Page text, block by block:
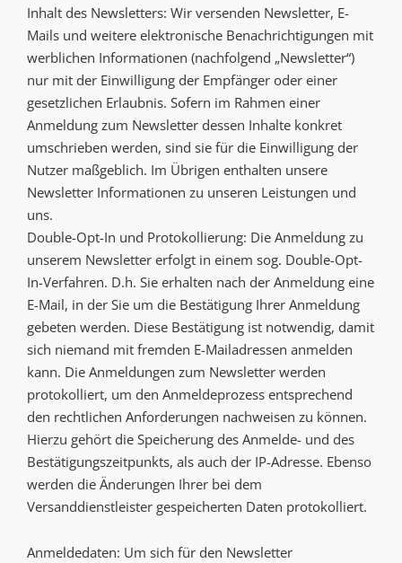
Inhalt des Newsletters: Wir versenden Newsletter, E-
Mails und weitere elektronische Benachrichtigungen mit
werblichen Informationen (nachfolgend „Newsletter“)
nur mit der Einwilligung der Empfänger oder einer
gesetzlichen Erlaubnis. Sofern im Rahmen einer
Anmeldung zum Newsletter dessen Inhalte konkret
umschrieben werden, sind sie für die Einwilligung der
Nutzer maßgeblich. Im Übrigen enthalten unsere
Newsletter Informationen zu unseren Leistungen und
uns.
Double-Opt-In und Protokollierung: Die Anmeldung zu
unserem Newsletter erfolgt in einem sog. Double-Opt-
In-Verfahren. D.h. Sie erhalten nach der Anmeldung eine
E-Mail, in der Sie um die Bestätigung Ihrer Anmeldung
gebeten werden. Diese Bestätigung ist notwendig, damit
sich niemand mit fremden E-Mailadressen anmelden
kann. Die Anmeldungen zum Newsletter werden
protokolliert, um den Anmeldeprozess entsprechend
den rechtlichen Anforderungen nachweisen zu können.
Hierzu gehört die Speicherung des Anmelde- und des
Bestätigungszeitpunkts, als auch der IP-Adresse. Ebenso
werden die Änderungen Ihrer bei dem
Versanddienstleister gespeicherten Daten protokolliert.
Anmeldedaten: Um sich für den Newsletter